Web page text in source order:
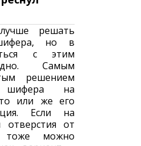
решать
но в
с этим
Самым
решением
шифера на
или же его
Если на
отверстия от
можно